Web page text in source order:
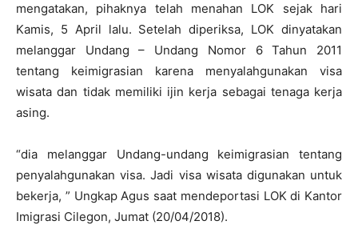
mengatakan, pihaknya telah menahan LOK sejak hari
Kamis, 5 April lalu. Setelah diperiksa, LOK dinyatakan
melanggar Undang – Undang Nomor 6 Tahun 2011
tentang keimigrasian karena menyalahgunakan visa
wisata dan tidak memiliki ijin kerja sebagai tenaga kerja
asing.
“dia melanggar Undang-undang keimigrasian tentang
penyalahgunakan visa. Jadi visa wisata digunakan untuk
bekerja, ” Ungkap Agus saat mendeportasi LOK di Kantor
Imigrasi Cilegon, Jumat (20/04/2018).